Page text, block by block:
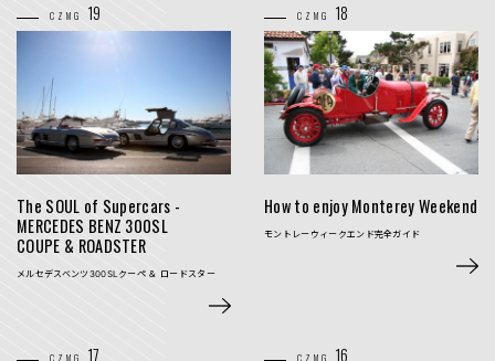
CZMG 19
The SOUL of Supercars -
MERCEDES BENZ 300SL
COUPE & ROADSTER
メルセデスベンツ300SLクーペ ＆ ロードスター
CZMG 18
How to enjoy MontereyWeekend
モントレーウィークエンド完全ガイド
CZMG 17 CZMG 16